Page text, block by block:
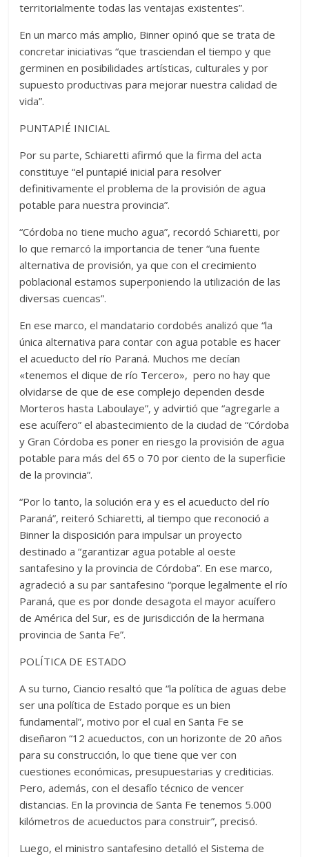
territorialmente todas las ventajas existentes”.
En un marco más amplio, Binner opinó que se trata de
concretar iniciativas “que trasciendan el tiempo y que
germinen en posibilidades artísticas, culturales y por
supuesto productivas para mejorar nuestra calidad de
vida”.
PUNTAPIÉ INICIAL
Por su parte, Schiaretti afirmó que la firma del acta
constituye “el puntapié inicial para resolver
definitivamente el problema de la provisión de agua
potable para nuestra provincia”.
“Córdoba no tiene mucho agua”, recordó Schiaretti, por
lo que remarcó la importancia de tener “una fuente
alternativa de provisión, ya que con el crecimiento
poblacional estamos superponiendo la utilización de las
diversas cuencas”.
En ese marco, el mandatario cordobés analizó que “la
única alternativa para contar con agua potable es hacer
el acueducto del río Paraná. Muchos me decían
«tenemos el dique de río Tercero», pero no hay que
olvidarse de que de ese complejo dependen desde
Morteros hasta Laboulaye”, y advirtió que “agregarle a
ese acuífero” el abastecimiento de la ciudad de “Córdoba
y Gran Córdoba es poner en riesgo la provisión de agua
potable para más del 65 o 70 por ciento de la superficie
de la provincia”.
“Por lo tanto, la solución era y es el acueducto del río
Paraná”, reiteró Schiaretti, al tiempo que reconoció a
Binner la disposición para impulsar un proyecto
destinado a “garantizar agua potable al oeste
santafesino y la provincia de Córdoba”. En ese marco,
agradeció a su par santafesino “porque legalmente el río
Paraná, que es por donde desagota el mayor acuífero
de América del Sur, es de jurisdicción de la hermana
provincia de Santa Fe”.
POLÍTICA DE ESTADO
A su turno, Ciancio resaltó que “la política de aguas debe
ser una política de Estado porque es un bien
fundamental”, motivo por el cual en Santa Fe se
diseñaron “12 acueductos, con un horizonte de 20 años
para su construcción, lo que tiene que ver con
cuestiones económicas, presupuestarias y crediticias.
Pero, además, con el desafío técnico de vencer
distancias. En la provincia de Santa Fe tenemos 5.000
kilómetros de acueductos para construir”, precisó.
Luego, el ministro santafesino detalló el Sistema de